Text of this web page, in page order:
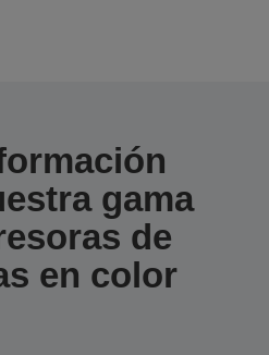
días hábiles.
gama
de
en color